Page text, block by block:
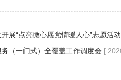
展“点亮微心愿党情暖人心”志愿活动
（一门式）全覆盖工作调度会 [